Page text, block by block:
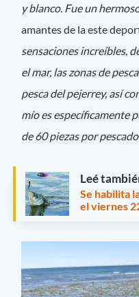
y blanco. Fue un
amantes de la este
sensaciones increíbles,
el mar, las zonas de
pesca del pejerrey, así
mío es específicamente
de 60 piezas por
Leé
Se habilita
el viernes